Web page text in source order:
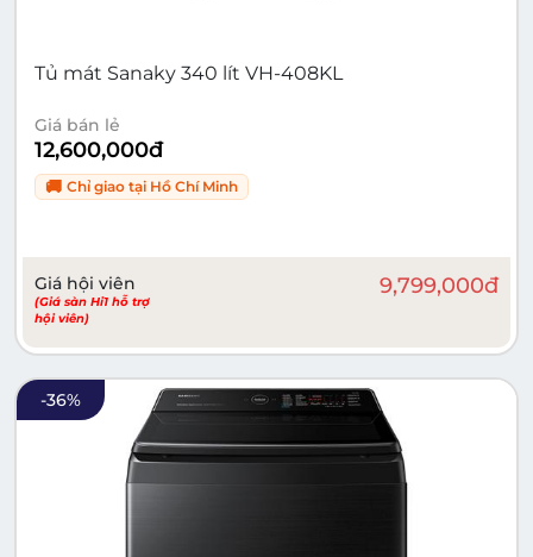
Tủ mát Sanaky 340 lít VH-408KL
Giá bán lẻ
12,600,000đ
🚚 Chỉ giao tại Hồ Chí Minh
Giá hội viên
(Giá sàn Hi1 hỗ trợ
hội viên)
9,799,000đ
-36%